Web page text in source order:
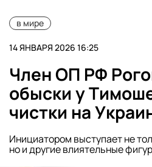
в мире
14 ЯНВАРЯ 2026 16:25
Член ОП РФ
обыски у
чистки на
Инициатором выступает не
но и другие влиятельные